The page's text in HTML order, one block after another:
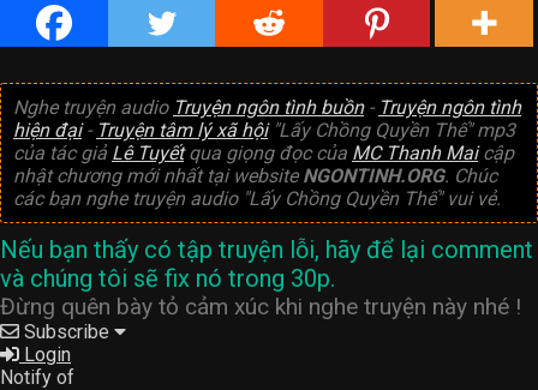
Nghe truyện audio Truyện ngôn tình buồn- Truyện ngôn tình
hiện đại- Truyện tâm lý xã hội"Lấy Chồng Quyền Thế" mp3
của tác giả Lê Tuyếtqua giọng đọc của MC Thanh Maicập
nhật chương mới nhất tại website NGONTINH.ORG. Chúc
các bạn nghe truyện audio "Lấy Chồng Quyền Thế" vui vẻ.
Nếu bạn thấy có tập truyện lỗi, hãy để lại comment
và chúng tôi sẽ fix nó trong 30p.
Đừng quên bày tỏ cảm xúc khi nghe truyện này nhé !
Subscribe
Login
Notify of